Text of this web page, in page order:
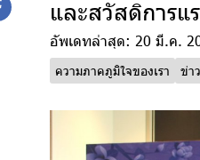
และสวัสดิการแ
อัพเดทล่าสุด: 20 มี.ค.
ความภาคภูมิใจของเรา ข่า